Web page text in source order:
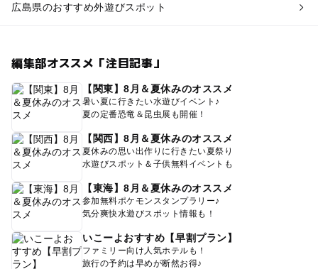
広島県のおすすめ外遊びスポット
編集部オススメ「注目記事」
【関東】8月＆夏休みのオススメ
暑い夏に行きたい水遊びイベント♪
夏の定番恐竜＆昆虫展も開催！
【関西】8月＆夏休みのオススメ
夏休みの思い出作りに行きたい夏祭り
水遊びスポット＆子供無料イベントも
【東海】8月＆夏休みのオススメ
参加無料ポケモンスタンプラリー♪
気分爽快水遊びスポット情報も！
いこーよおすすめ【早割プラン】
ファミリー向け人気ホテルも！
旅行の予約は早めが断然お得♪